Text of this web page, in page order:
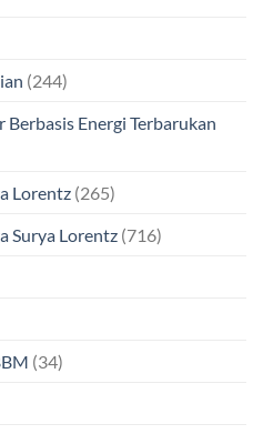
(244)
Energi Terbarukan
Lorentz (265)
Surya Lorentz (716)
(34)